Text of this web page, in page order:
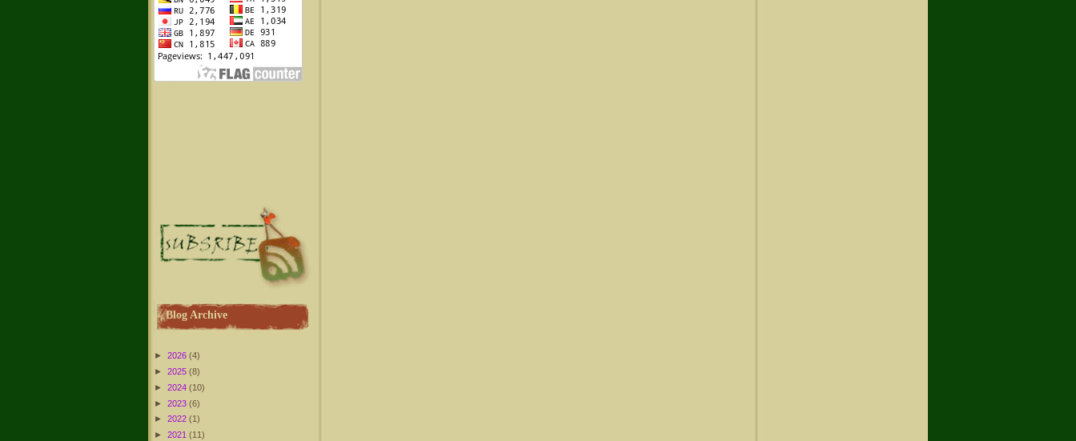
Blog Archive
► 2026 (4)
► 2025 (8)
► 2024 (10)
► 2023 (6)
► 2022 (1)
► 2021 (11)